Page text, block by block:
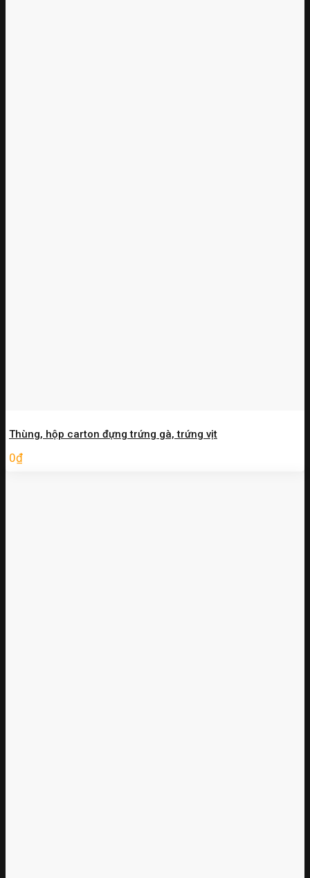
Thùng, hộp carton đựng trứng gà, trứng vịt
0₫